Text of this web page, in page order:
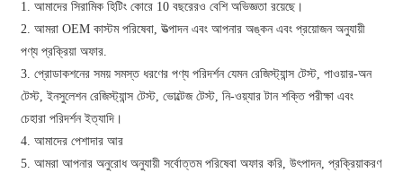
1. আমাদের সিরামিক হিটিং কোরে 10 বছরেরও বেশি অভিজ্ঞতা রয়েছে।
2. আমরা OEM কাস্টম পরিষেবা, উত্পাদন এবং আপনার অঙ্কন এবং প্রয়োজন অনুযায়ী
পণ্য প্রক্রিয়া অফার.
3. প্রোডাকশনের সময় সমস্ত ধরণের পণ্য পরিদর্শন যেমন রেজিস্ট্যান্স টেস্ট, পাওয়ার-অন
টেস্ট, ইনসুলেশন রেজিস্ট্যান্স টেস্ট, ভোল্টেজ টেস্ট, নি-ওয়্যার টান শক্তি পরীক্ষা এবং
চেহারা পরিদর্শন ইত্যাদি।
4. আমাদের পেশাদার আর
5. আমরা আপনার অনুরোধ অনুযায়ী সর্বোত্তম পরিষেবা অফার করি, উৎপাদন, প্রক্রিয়াকরণ